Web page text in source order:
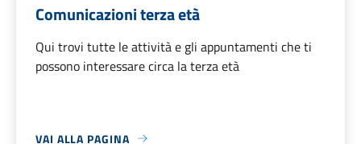
Comunicazioni terza età
Qui trovi tutte le attività e gli appuntamenti che ti
possono interessare circa la terza età
VAI ALLA PAGINA